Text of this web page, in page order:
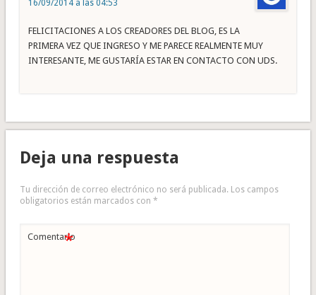
16/09/2014 a las 04:53
FELICITACIONES A LOS CREADORES DEL BLOG, ES LA
PRIMERA VEZ QUE INGRESO Y ME PARECE REALMENTE MUY
INTERESANTE, ME GUSTARÍA ESTAR EN CONTACTO CON UDS.
Deja una respuesta
Tu dirección de correo electrónico no será publicada. Los campos
obligatorios están marcados con *
Comentario
*